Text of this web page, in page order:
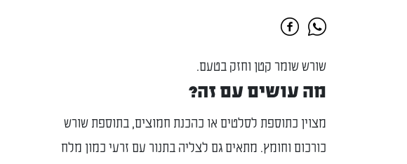
שורש שומר קטן וחזק בטעם.
מה עושים עם זה?
מצוין כתוספת לסלטים או כהכנת חמוצים, בתוספת שורש
כורכום וחומץ. מתאים גם לצליה בתנור עם זרעי כמון מלח